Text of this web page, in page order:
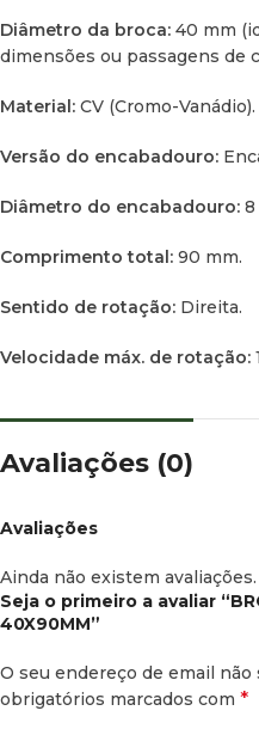
Diâmetro da broca: 40 mm
dimensões ou passagens de
Material: CV (Cromo-Vanádio).
Versão do encabadouro:
Diâmetro do encabadouro: 8
Comprimento total: 90 mm.
Sentido de rotação: Direita.
Velocidade máx. de rotação:
Avaliações (0)
Avaliações
Ainda não existem avaliações.
Seja o primeiro a avaliar
40X90MM”
O seu endereço de email não
obrigatórios marcados com *